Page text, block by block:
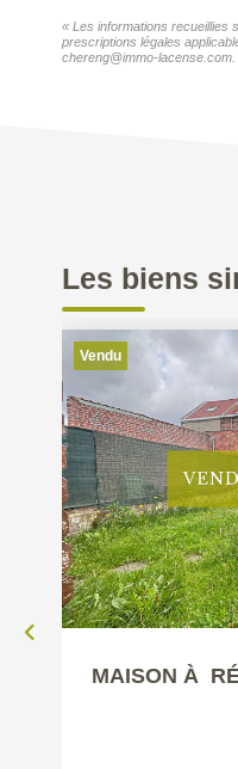
« Les informations recueillies
prescriptions légales
chereng@immo-
Les biens
Vendu